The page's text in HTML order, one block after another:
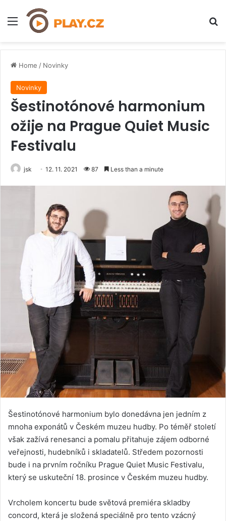
Menu
Home / Novinky
Novinky
Šestinotónové harmonium
ožije na Prague Quiet Music
Festivalu
jsk 12. 11. 2021 87 Less than a minute
Šestinotónové harmonium bylo donedávna jen jedním z
mnoha exponátů v Českém muzeu hudby. Po téměř století
však zažívá renesanci a pomalu přitahuje zájem odborné
veřejnosti, hudebníků i skladatelů. Středem pozornosti
bude i na prvním ročníku Prague Quiet Music Festivalu,
který se uskuteční 18. prosince v Českém muzeu hudby.
Vrcholem koncertu bude světová premiéra skladby
concord, která je složená speciálně pro tento vzácný